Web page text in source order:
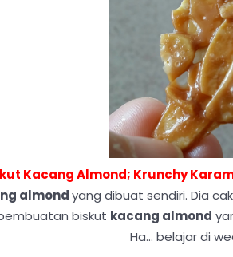
Kacang Almond; Krunchy
almondyang dibuat sendiri. Dia
biskut kacang almond
Ha... belajar di